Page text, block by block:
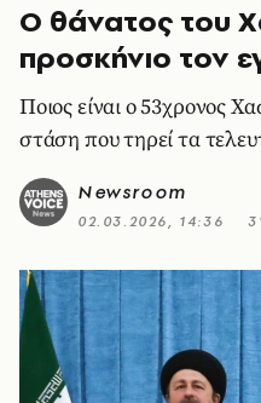
Ο θάνατος του
προσκήνιο τον
Ποιος είναι ο 53χρονος
στάση που τηρεί τα
Newsroom
02.03.2026, 14:36